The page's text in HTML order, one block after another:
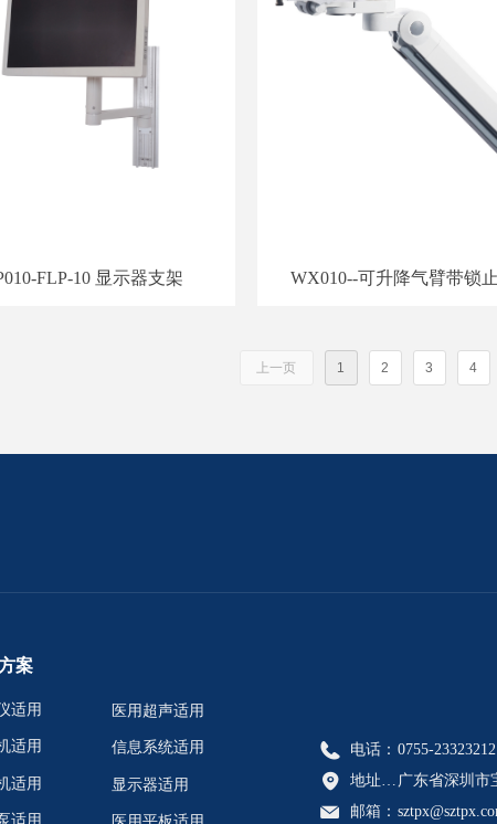
WP010-FLP-10 显示器支架 WX010--可升降气臂带锁
上一页 1 2 3 4
适用
适用
适用
适用
案
电话： 0755-23323212
地址：广东省深圳市宝安区航城街道恒丰工业城C6栋902A、902C、902D、902E
广东省深圳市
邮箱：
医用超声适用
信息系统适用
显示器适用